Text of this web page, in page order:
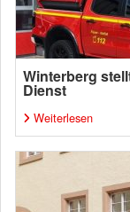
Winterberg
Dienst
Weiterlesen